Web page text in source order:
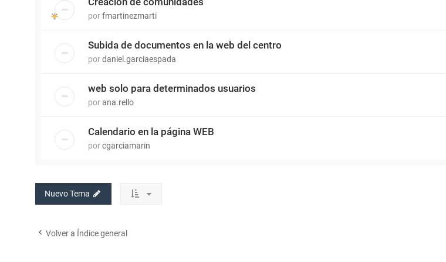
porfmartinezmarti
Subida de documentos en la web del centro
pordaniel.garciaespada
web solo para determinados usuarios
porana.rello
Calendario en la página WEB
porcgarciamarin
Nuevo Tema
Volver a Índice general